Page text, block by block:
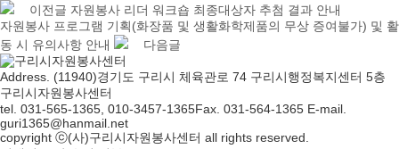
이전글 자원봉사 리더 워크숍 최종대상자 추첨 결과 안내
자원봉사 프로그램 기획(화장품 및 생활화학제품의 무상 증여불가) 및 활
동 시 유의사항 안내
다음글
Address. (11940)경기도 구리시 체육관로 74 구리시행정복지센터 5층
구리시자원봉사센터
tel. 031-565-1365, 010-3457-1365Fax. 031-564-1365 E-mail.
guri1365@hanmail.net
copyright ⓒ(사)구리시자원봉사센터 all rights reserved.